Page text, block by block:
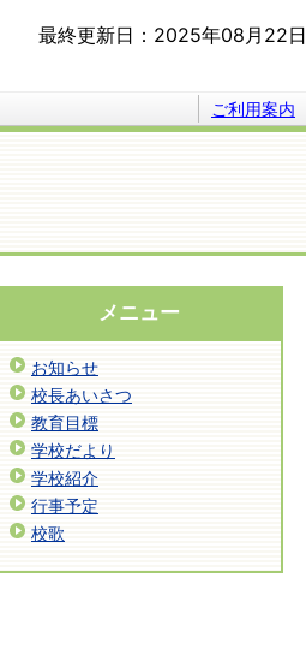
最終更新日：2025年08月22日
ご利用案内
メニュー
お知らせ
校長あいさつ
教育目標
学校だより
学校紹介
行事予定
校歌